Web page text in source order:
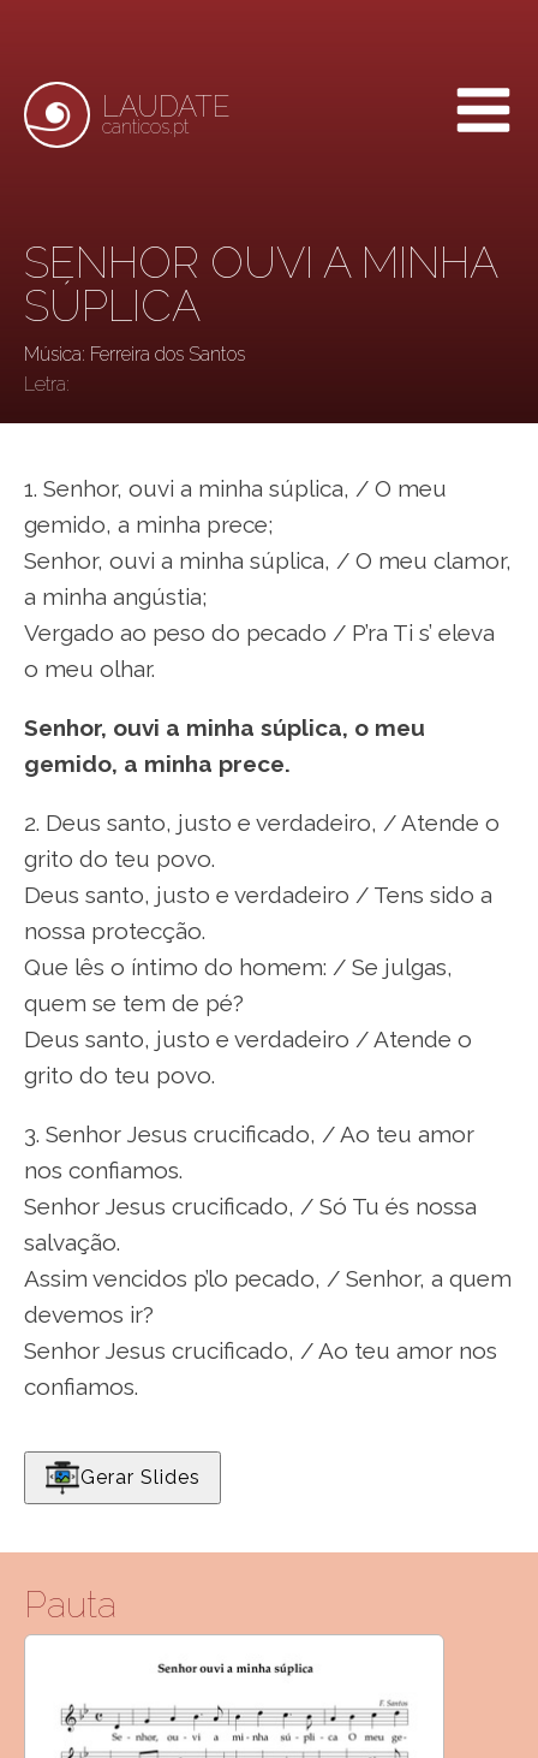
LAUDATE
canticos.pt
SENHOR OUVI A MINHA
SÚPLICA
Música: Ferreira dos Santos
Letra:
1. Senhor, ouvi a minha súplica, / O meu
gemido, a minha prece;
Senhor, ouvi a minha súplica, / O meu clamor,
a minha angústia;
Vergado ao peso do pecado / P’ra Ti s’ eleva
o meu olhar.
Senhor, ouvi a minha súplica, o meu
gemido, a minha prece.
2. Deus santo, justo e verdadeiro, / Atende o
grito do teu povo.
Deus santo, justo e verdadeiro / Tens sido a
nossa protecção.
Que lês o íntimo do homem: / Se julgas,
quem se tem de pé?
Deus santo, justo e verdadeiro / Atende o
grito do teu povo.
3. Senhor Jesus crucificado, / Ao teu amor
nos confiamos.
Senhor Jesus crucificado, / Só Tu és nossa
salvação.
Assim vencidos p’lo pecado, / Senhor, a quem
devemos ir?
Senhor Jesus crucificado, / Ao teu amor nos
confiamos.
Gerar Slides
Pauta